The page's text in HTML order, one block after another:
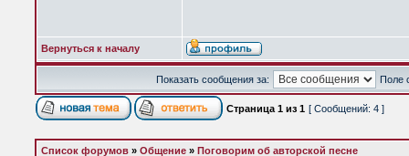
Вернуться к началу
Показать сообщения за: Поле
Страница 1 из 1 [ Сообщений: 4 ]
Список форумов » Общение » Поговорим об авторской песне